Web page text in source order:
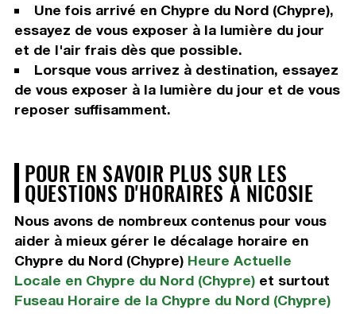
Une fois arrivé en Chypre du Nord (Chypre),
essayez de vous exposer à la lumière du jour
et de l'air frais dès que possible.
Lorsque vous arrivez à destination, essayez
de vous exposer à la lumière du jour et de vous
reposer suffisamment.
POUR EN SAVOIR PLUS SUR LES
QUESTIONS D'HORAIRES À NICOSIE
Nous avons de nombreux contenus pour vous
aider à mieux gérer le décalage horaire en
Chypre du Nord (Chypre) Heure Actuelle
Locale en Chypre du Nord (Chypre)et surtout
Fuseau Horaire de la Chypre du Nord (Chypre)